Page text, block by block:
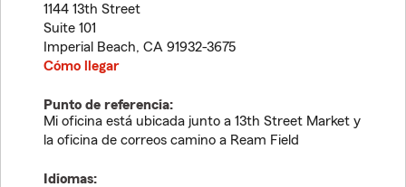
1144 13th Street
Suite 101
Imperial Beach, CA 91932-3675
Cómo llegar
Punto de referencia:
Mi oficina está ubicada junto a 13th Street Market y
la oficina de correos camino a Ream Field
Idiomas: